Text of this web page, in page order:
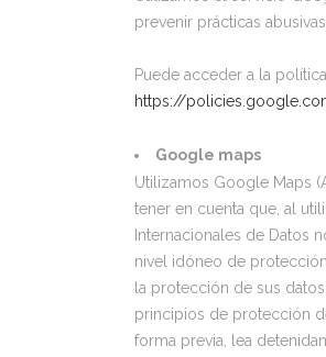
prevenir prácticas
Puede acceder a la
https://
Google maps
Utilizamos Google Maps
tener en cuenta que, al
Internacionales de Datos
nivel idóneo de
la protección de sus
principios de protección
forma previa, lea